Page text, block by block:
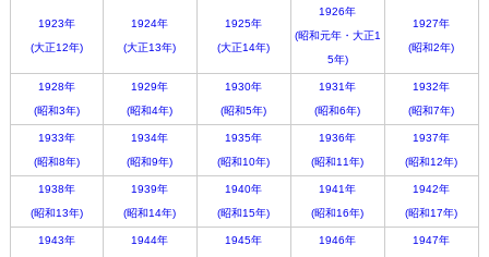
1923年
(大正12年)
1924年
(大正13年)
1925年
(大正14年)
1926年
(昭和元年・大正1
5年)
1927年
(昭和2年)
1928年
(昭和3年)
1929年
(昭和4年)
1930年
(昭和5年)
1931年
(昭和6年)
1932年
(昭和7年)
1933年
(昭和8年)
1934年
(昭和9年)
1935年
(昭和10年)
1936年
(昭和11年)
1937年
(昭和12年)
1938年
(昭和13年)
1939年
(昭和14年)
1940年
(昭和15年)
1941年
(昭和16年)
1942年
(昭和17年)
1943年
1944年
1945年
1946年
1947年